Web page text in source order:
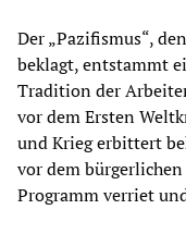
Der „Pazifismus“,
beklagt, entstammt
Tradition der
vor dem Ersten
und Krieg erbittert
vor dem
Programm verriet